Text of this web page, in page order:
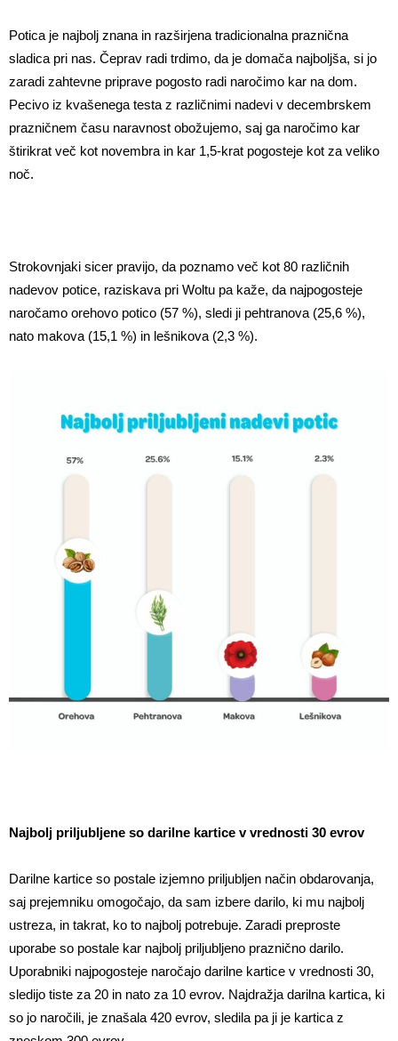
Potica je najbolj znana in razširjena tradicionalna praznična
sladica pri nas. Čeprav radi trdimo, da je domača najboljša, si jo
zaradi zahtevne priprave pogosto radi naročimo kar na dom.
Pecivo iz kvašenega testa z različnimi nadevi v decembrskem
prazničnem času naravnost obožujemo, saj ga naročimo kar
štirikrat več kot novembra in kar 1,5-krat pogosteje kot za veliko
noč.
Strokovnjaki sicer pravijo, da poznamo več kot 80 različnih
nadevov potice, raziskava pri Woltu pa kaže, da najpogosteje
naročamo orehovo potico (57 %), sledi ji pehtranova (25,6 %),
nato makova (15,1 %) in lešnikova (2,3 %).
Najbolj priljubljene so darilne kartice v vrednosti 30 evrov
Darilne kartice so postale izjemno priljubljen način obdarovanja,
saj prejemniku omogočajo, da sam izbere darilo, ki mu najbolj
ustreza, in takrat, ko to najbolj potrebuje. Zaradi preproste
uporabe so postale kar najbolj priljubljeno praznično darilo.
Uporabniki najpogosteje naročajo darilne kartice v vrednosti 30,
sledijo tiste za 20 in nato za 10 evrov. Najdražja darilna kartica, ki
so jo naročili, je znašala 420 evrov, sledila pa ji je kartica z